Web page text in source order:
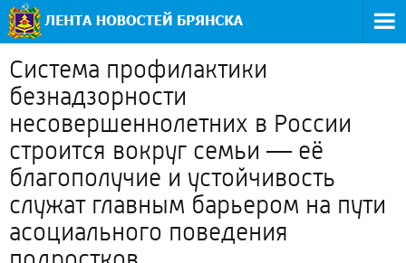
Система профилактики
безнадзорности
несовершеннолетних в России
строится вокруг семьи — её
благополучие и устойчивость
служат главным барьером на пути
асоциального поведения